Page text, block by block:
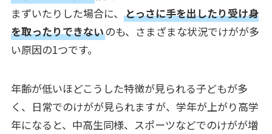
まずいたりした場合に、 とっさに手を出したり受け身
を取ったりできないのも、さまざまな状況でけがが多
い原因の1つです。
年齢が低いほどこうした特徴が見られる子どもが多
く、日常でのけがが見られますが、学年が上がり高学
年になると、中高生同様、スポーツなどでのけがが増